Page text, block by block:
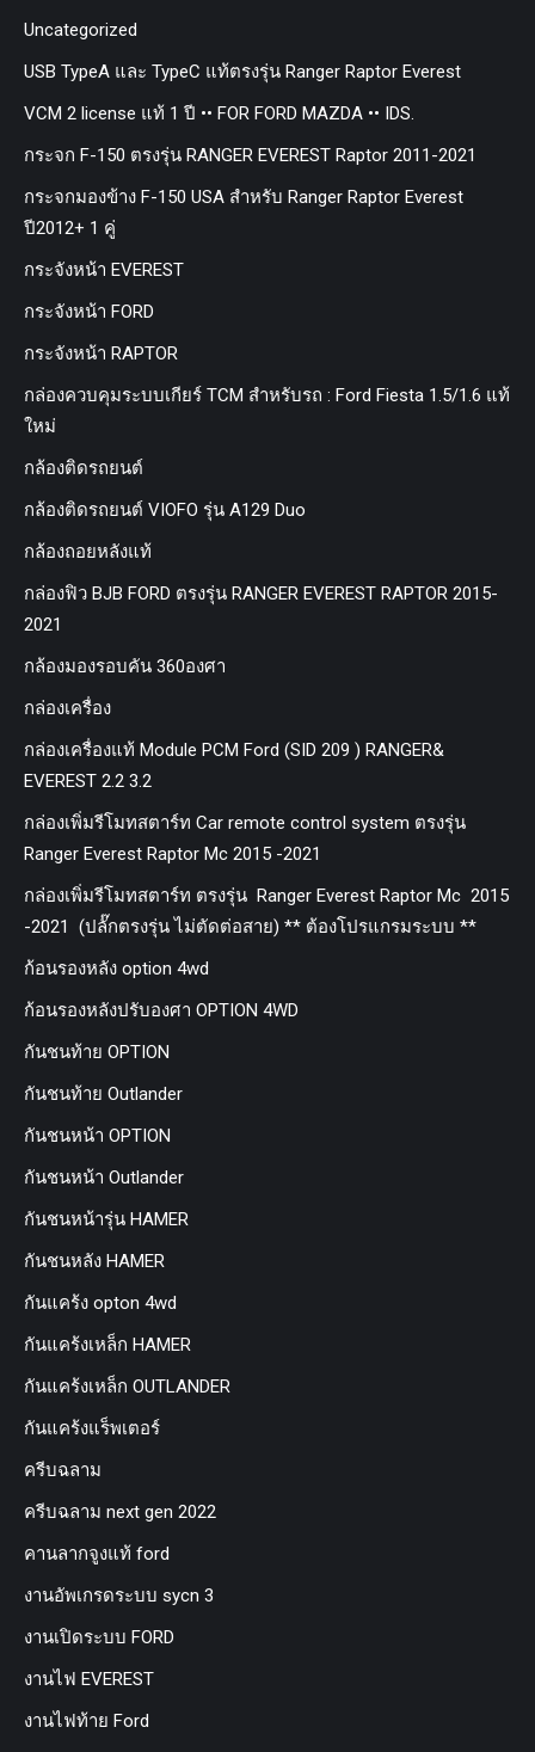
Uncategorized
USB TypeA และ TypeC แท้ตรงรุ่น Ranger Raptor Everest
VCM 2 license แท้ 1 ปี •• FOR FORD MAZDA •• IDS.
กระจก F-150 ตรงรุ่น RANGER EVEREST Raptor 2011-2021
กระจกมองข้าง F-150 USA สำหรับ Ranger Raptor Everest
ปี2012+ 1 คู่
กระจังหน้า EVEREST
กระจังหน้า FORD
กระจังหน้า RAPTOR
กล่องควบคุมระบบเกียร์ TCM สำหรับรถ : Ford Fiesta 1.5/1.6 แท้
ใหม่
กล้องติดรถยนต์
กล้องติดรถยนต์ VIOFO รุ่น A129 Duo
กล้องถอยหลังแท้
กล่องฟิว BJB FORD ตรงรุ่น RANGER EVEREST RAPTOR 2015-
2021
กล้องมองรอบคัน 360องศา
กล่องเครื่อง
กล่องเครื่องแท้ Module PCM Ford (SID 209 ) RANGER&
EVEREST 2.2 3.2
กล่องเพิ่มรีโมทสตาร์ท Car remote control system ตรงรุ่น
Ranger Everest Raptor Mc 2015 -2021
กล่องเพิ่มรีโมทสตาร์ท ตรงรุ่น Ranger Everest Raptor Mc 2015
-2021 (ปลั๊กตรงรุ่น ไม่ตัดต่อสาย) ** ต้องโปรแกรมระบบ **
ก้อนรองหลัง option 4wd
ก้อนรองหลังปรับองศา OPTION 4WD
กันชนท้าย OPTION
กันชนท้าย Outlander
กันชนหน้า OPTION
กันชนหน้า Outlander
กันชนหน้ารุ่น HAMER
กันชนหลัง HAMER
กันแคร้ง opton 4wd
กันแคร้งเหล็ก HAMER
กันแคร้งเหล็ก OUTLANDER
กันแคร้งแร็พเตอร์
ครีบฉลาม
ครีบฉลาม next gen 2022
คานลากจูงแท้ ford
งานอัพเกรดระบบ sycn 3
งานเปิดระบบ FORD
งานไฟ EVEREST
งานไฟท้าย Ford